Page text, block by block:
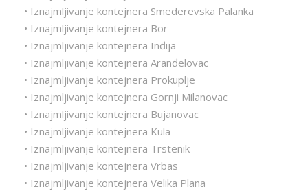
• Iznajmljivanje kontejnera Smederevska Palanka
• Iznajmljivanje kontejnera Bor
• Iznajmljivanje kontejnera Inđija
• Iznajmljivanje kontejnera Aranđelovac
• Iznajmljivanje kontejnera Prokuplje
• Iznajmljivanje kontejnera Gornji Milanovac
• Iznajmljivanje kontejnera Bujanovac
• Iznajmljivanje kontejnera Kula
• Iznajmljivanje kontejnera Trstenik
• Iznajmljivanje kontejnera Vrbas
• Iznajmljivanje kontejnera Velika Plana